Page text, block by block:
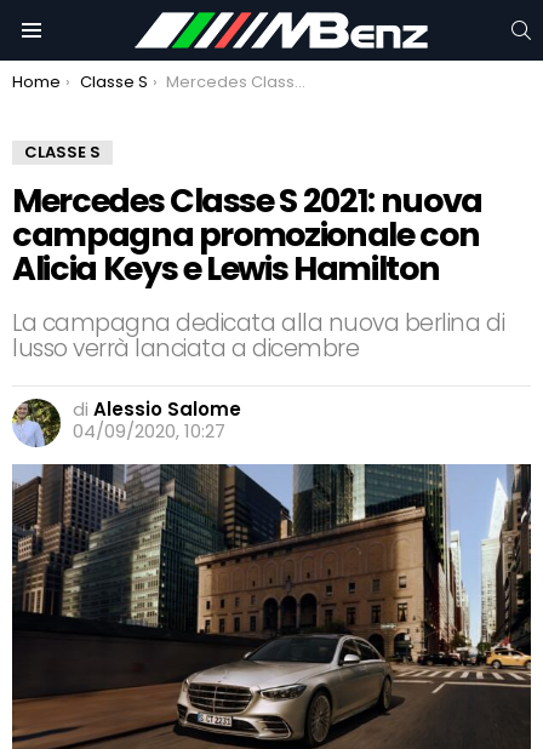
You are here:
Home Classe S Mercedes Classe S 2021: nuova campagna promozionale con Alicia Keys e Lewis Hamilton
CLASSE S
Mercedes Classe S 2021: nuova
campagna promozionale con
Alicia Keys e Lewis Hamilton
La campagna dedicata alla nuova berlina di
lusso verrà lanciata a dicembre
di Alessio Salome
04/09/2020, 10:27